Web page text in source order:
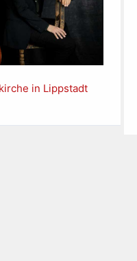
in Lippstadt